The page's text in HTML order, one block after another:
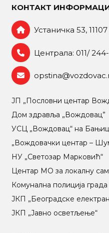
КОНТАКТ
Устаничка 53,
Централа: 011/
ЈП „Пословни центар
Дом здравља „Вождовац”
УСЦ „Вождовац“ на
„Вождовачки центар –
НУ „Светозар Марковић“
Центар МO за локалну
Комунална полиција
ЈКП „Београдске
ЈКП „Јавно осветљење“